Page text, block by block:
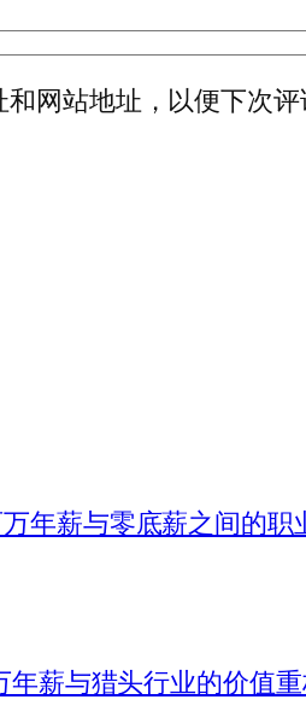
网站地址，以便下次评
年薪与零底薪之间的职
薪与猎头行业的价值